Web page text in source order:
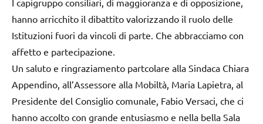
I capigruppo consiliari, di maggioranza e di opposizione,
hanno arricchito il dibattito valorizzando il ruolo delle
Istituzioni fuori da vincoli di parte. Che abbracciamo con
affetto e partecipazione.
Un saluto e ringraziamento partcolare alla Sindaca Chiara
Appendino, all’Assessore alla Mobiltà, Maria Lapietra, al
Presidente del Consiglio comunale, Fabio Versaci, che ci
hanno accolto con grande entusiasmo e nella bella Sala